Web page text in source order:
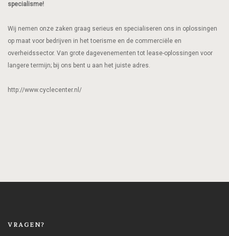
specialisme!
Wij nemen onze zaken graag serieus en specialiseren ons in oplossingen
op maat voor bedrijven in het toerisme en de commerciële en
overheidssector. Van grote dagevenementen tot lease-oplossingen voor
langere termijn; bij ons bent u aan het juiste adres.
http://www.cyclecenter.nl/
VRAGEN?